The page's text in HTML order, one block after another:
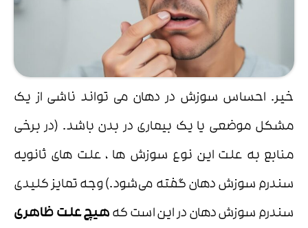
خیر. احساس سوزش در دهان می تواند ناشی از یک
مشکل موضعی یا یک بیماری در بدن باشد. (در برخی
منابع به علت این نوع سوزش ها ، علت های ثانویه
سندرم سوزش دهان گفته می‌شود.) وجه تمایز کلیدی
سندرم سوزش دهان در این است کههیچ علت ظاهری